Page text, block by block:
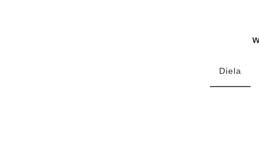
Diela